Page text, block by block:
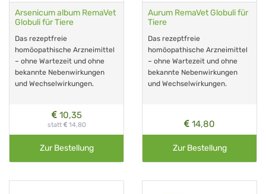
Arsenicum album RemaVet
Globuli für Tiere
Das rezeptfreie
homöopathische Arzneimittel
– ohne Wartezeit und ohne
bekannte Nebenwirkungen
und Wechselwirkungen.
10,35
statt 14,80
Zur Bestellung
Aurum RemaVet Globuli für
Tiere
Das rezeptfreie
homöopathische Arzneimittel
– ohne Wartezeit und ohne
bekannte Nebenwirkungen
und Wechselwirkungen.
14,80
Zur Bestellung